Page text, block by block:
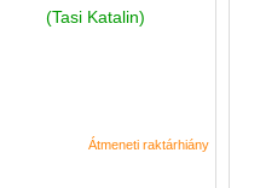
(Tasi Katalin)
Átmeneti raktárhiány